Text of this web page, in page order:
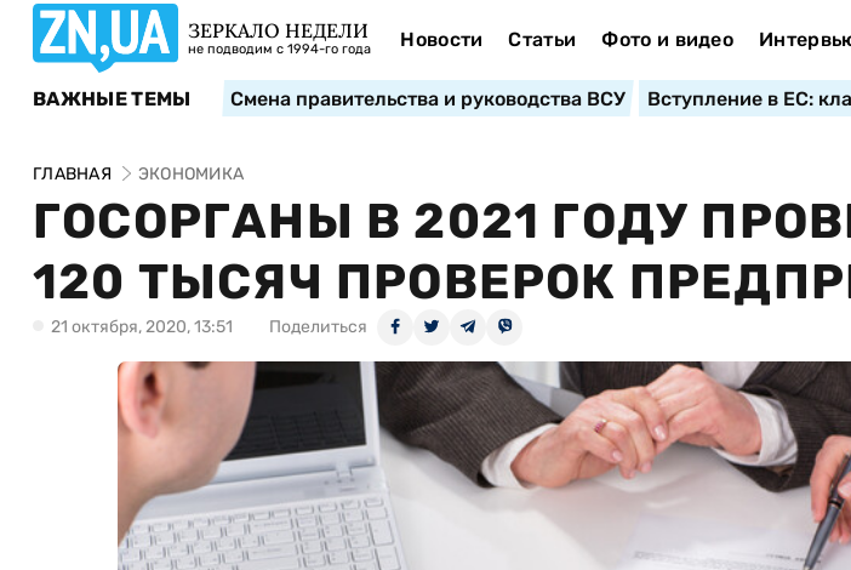
ЗЕРКАЛО НЕДЕЛИ
не подводим с 1994-го года Новости Статьи Фото и видео
ВАЖНЫЕ ТЕМЫ Смена правительства и руководства ВСУ Вступление в ЕС:
ГЛАВНАЯ ЭКОНОМИКА
ГОСОРГАНЫ В 2021 ГОДУ
120 ТЫСЯЧ ПРОВЕРОК
21 октября, 2020, 13:51 Поделиться